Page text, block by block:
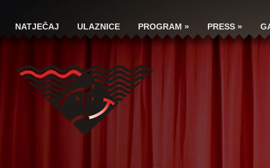
NATJEČAJ ULAZNICE PROGRAM » PRESS »